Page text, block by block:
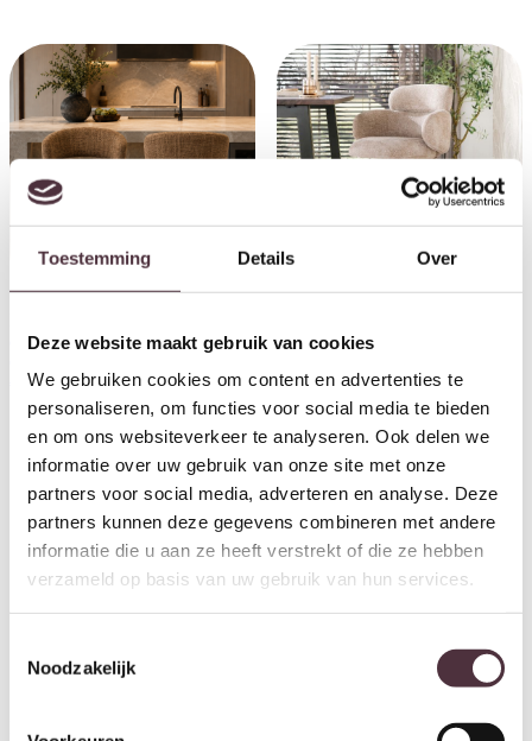
Toestemming Details Over
Deze website maakt gebruik van cookies
We gebruiken cookies om content en advertenties te
personaliseren, om functies voor social media te bieden
en om ons websiteverkeer te analyseren. Ook delen we
informatie over uw gebruik van onze site met onze
partners voor social media, adverteren en analyse. Deze
partners kunnen deze gegevens combineren met andere
informatie die u aan ze heeft verstrekt of die ze hebben
verzameld op basis van uw gebruik van hun services.
Noodzakelijk
draaipoot 360 – Cremona –
319,00
€299,00
Richmond Interiors Barstoel